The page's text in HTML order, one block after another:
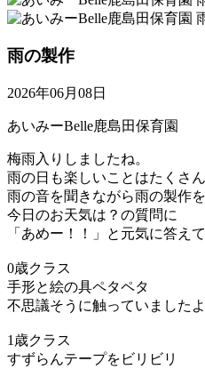
雨の製作
2026年06月08日
あいみーBelle鹿島田保育園
梅雨入りしましたね。
雨の日も楽しいことはたくさん
雨の音を聞きながら雨の製作を
今日のお天気は？の質問に
「あめー！！」と元気に答え
0歳クラス
手形と絵の具ペタペタ
不思議そうに触っていましたよ
1歳クラス
すずらんテープをビリビリ